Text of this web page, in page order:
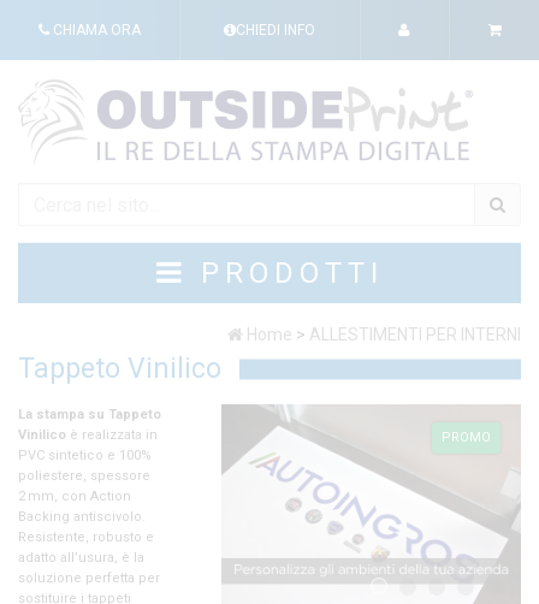
CHIAMA ORA CHIEDI INFO
PRODOTTI
Home > ALLESTIMENTI PER INTERNI
Tappeto Vinilico
PROMO